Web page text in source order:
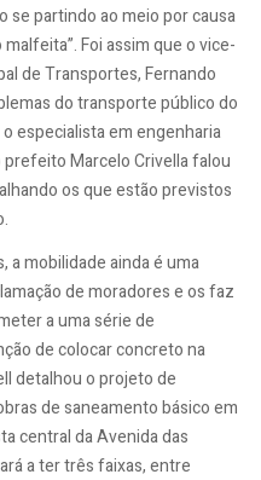
se partindo ao meio por causa
Foi assim que o vice-
de Transportes, Fernando
do transporte público do
o especialista em engenharia
Marcelo Crivella falou
os que estão previstos
a mobilidade ainda é uma
de moradores e os faz
a uma série de
de colocar concreto na
detalhou o projeto de
de saneamento básico em
central da Avenida das
a ter três faixas, entre